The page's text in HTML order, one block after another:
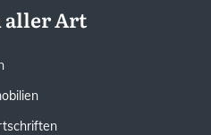
aller Art